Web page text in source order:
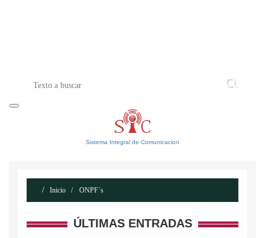
Sistema Integral de Comunicacion
Inicio ONPF´s
ÚLTIMAS ENTRADAS